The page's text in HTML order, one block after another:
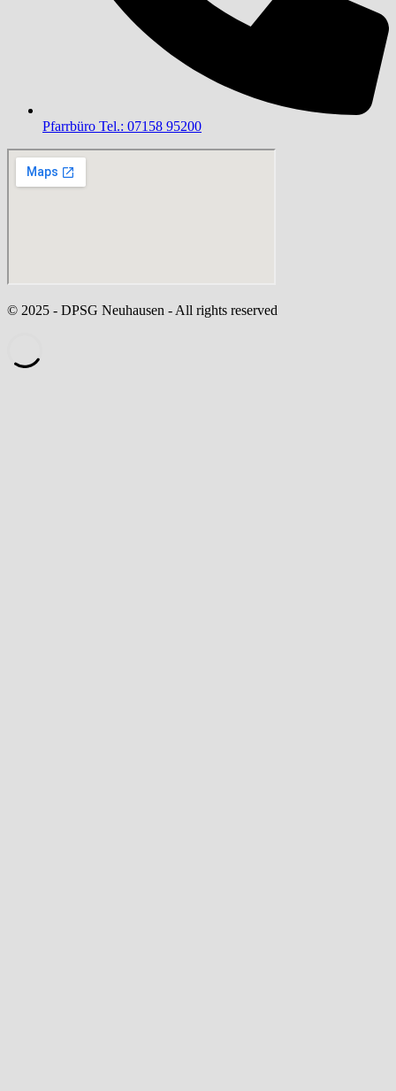
Pfarrbüro Tel.: 07158 95200
© 2025 - DPSG Neuhausen - All rights reserved